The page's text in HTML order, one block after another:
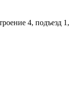
4, подъезд 1,